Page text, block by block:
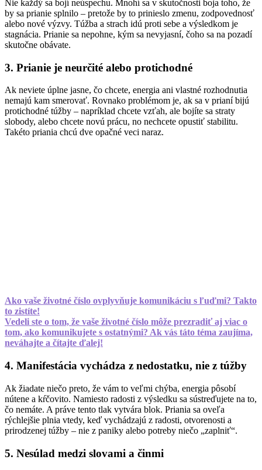
Nie každý sa bojí neúspechu. Mnohí sa v skutočnosti boja toho, že
by sa prianie splnilo – pretože by to prinieslo zmenu, zodpovednosť
alebo nové výzvy. Túžba a strach idú proti sebe a výsledkom je
stagnácia. Prianie sa nepohne, kým sa nevyjasní, čoho sa na pozadí
skutočne obávate.
3. Prianie je neurčité alebo protichodné
Ak neviete úplne jasne, čo chcete, energia ani vlastné rozhodnutia
nemajú kam smerovať. Rovnako problémom je, ak sa v prianí bijú
protichodné túžby – napríklad chcete vzťah, ale bojíte sa straty
slobody, alebo chcete novú prácu, no nechcete opustiť stabilitu.
Takéto priania chcú dve opačné veci naraz.
Ako vaše životné číslo ovplyvňuje komunikáciu s ľuďmi? Takto
to zistíte!
Vedeli ste o tom, že vaše životné číslo môže prezradiť aj viac o
tom, ako komunikujete s ostatnými? Ak vás táto téma zaujíma,
neváhajte a čítajte ďalej!
4. Manifestácia vychádza z nedostatku, nie z túžby
Ak žiadate niečo preto, že vám to veľmi chýba, energia pôsobí
nútene a kŕčovito. Namiesto radosti z výsledku sa sústreďujete na to,
čo nemáte. A práve tento tlak vytvára blok. Priania sa oveľa
rýchlejšie plnia vtedy, keď vychádzajú z radosti, otvorenosti a
prirodzenej túžby – nie z paniky alebo potreby niečo „zaplniť“.
5. Nesúlad medzi slovami a činmi